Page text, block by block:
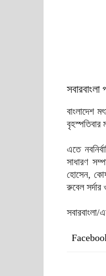
বাংলাদেশ
বৃহস্পতিবার
এতে
সাধারণ
হোসেন,
রুবেল